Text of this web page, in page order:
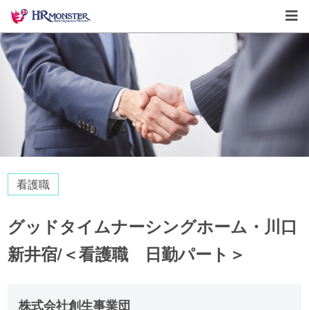
看護職
グッドタイムナーシングホーム・川口
新井宿/＜看護職 日勤パート＞
株式会社創生事業団